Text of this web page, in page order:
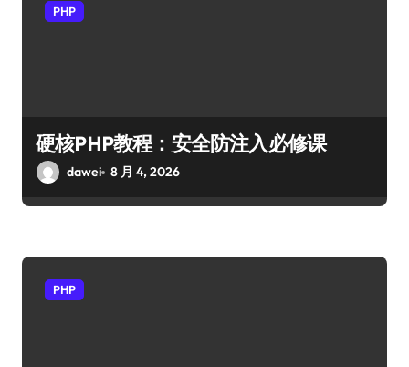
PHP
硬核PHP教程：安全防注入必修课
dawei 8 月 4, 2026
PHP